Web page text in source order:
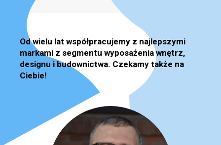
Od wielu lat współpracujemy z najlepszymi
markami z segmentu wyposażenia wnętrz,
designu i budownictwa. Czekamy także na
Ciebie!